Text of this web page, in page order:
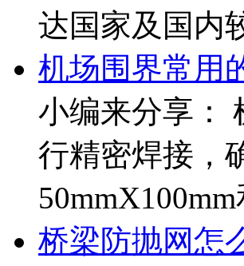
达国家及国内
机场围界常用
小编来分享：
行精密焊接，
桥梁防抛网怎